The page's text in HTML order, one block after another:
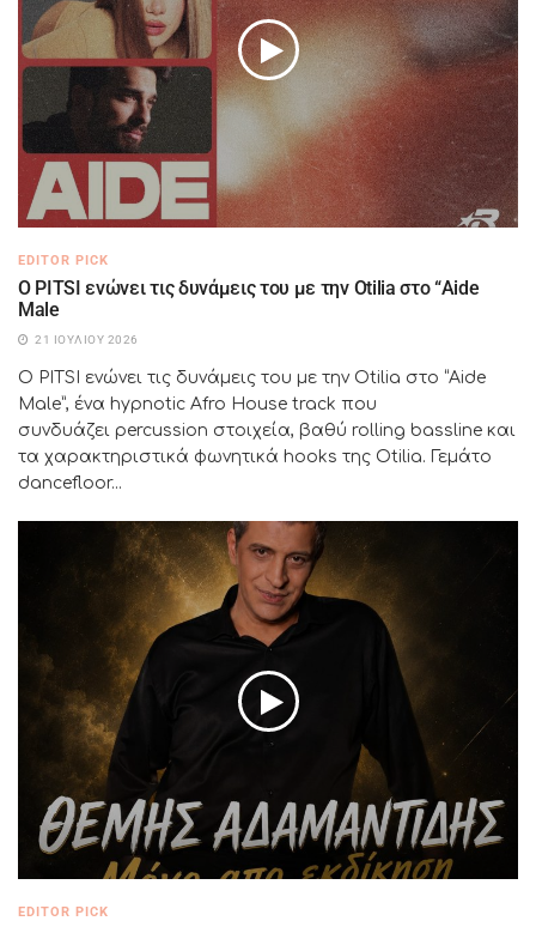
EDITOR PICK
Ο PITSI ενώνει τις δυνάμεις του με την Otilia στο “Aide
Male
21 ΙΟΥΛΊΟΥ 2026
Ο PITSI ενώνει τις δυνάμεις του με την Otilia στο “Aide
Male”, ένα hypnotic Afro House track που
συνδυάζει percussion στοιχεία, βαθύ rolling bassline και
τα χαρακτηριστικά φωνητικά hooks της Otilia. Γεμάτο
dancefloor...
EDITOR PICK